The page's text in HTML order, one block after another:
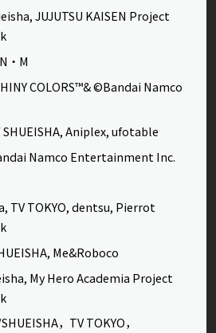
JUJUTSU KAISEN Project
・M
COLORS™& ©Bandai Namco
Aniplex, ufotable
Namco Entertainment Inc.
TV TOKYO, dentsu, Pierrot
Me&Roboco
My Hero Academia Project
，TV TOKYO，